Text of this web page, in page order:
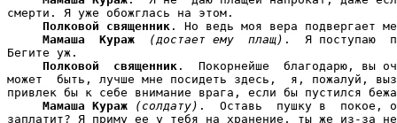
смерти. Я уже обожглась на этом.
Полковой священник . Но ведь моя вера подвергает
Мамаша  Кураж
(достает ему  плащ) .  Я поступаю
Бегите уж.
Полковой  священник .  Покорнейше  благодарю, вы
может  быть, лучше мне посидеть здесь,  я, пожалуй,
привлек бы к себе внимание врага, если бы пустился
Мамаша Кураж
(солдату) .  Оставь  пушку в  покое,
заплатит? Я приму ее у тебя на хранение, ты же из-за